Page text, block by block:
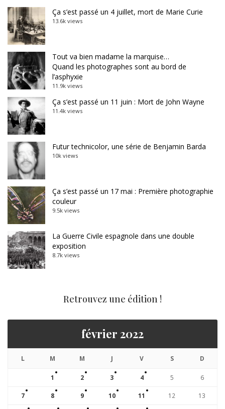
Ça s’est passé un 4 juillet, mort de Marie Curie
13.6k views
Tout va bien madame la marquise…
Quand les photographes sont au bord de
l’asphyxie
11.9k views
Ça s’est passé un 11 juin : Mort de John Wayne
11.4k views
Futur technicolor, une série de Benjamin Barda
10k views
Ça s’est passé un 17 mai : Première photographie
couleur
9.5k views
La Guerre Civile espagnole dans une double
exposition
8.7k views
Retrouvez une édition !
février 2022
L M M J V S D
1 2 3 4 5 6
7 8 9 10 11 12 13